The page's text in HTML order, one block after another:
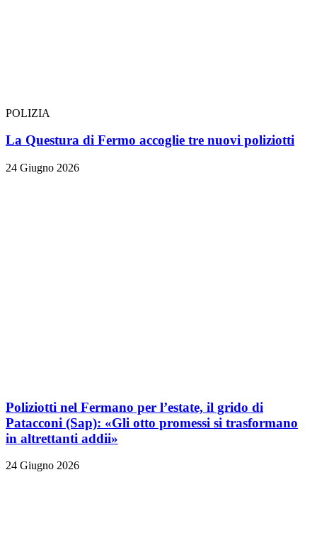
POLIZIA
La Questura di Fermo accoglie tre nuovi poliziotti
24 Giugno 2026
Poliziotti nel Fermano per l’estate, il grido di
Patacconi (Sap): «Gli otto promessi si trasformano
in altrettanti addii»
24 Giugno 2026